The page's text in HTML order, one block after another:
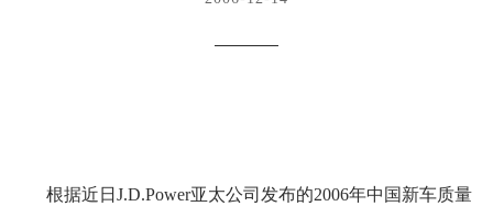
根据近日J.D.Power亚太公司发布的2006年中国新车质量